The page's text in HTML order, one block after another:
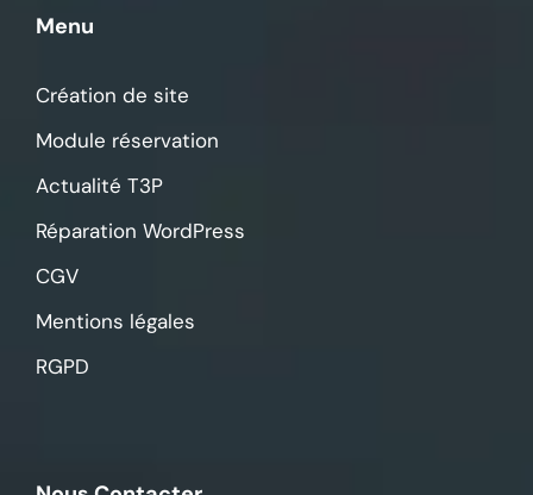
Menu
Création de site
Module réservation
Actualité T3P
Réparation WordPress
CGV
Mentions légales
RGPD